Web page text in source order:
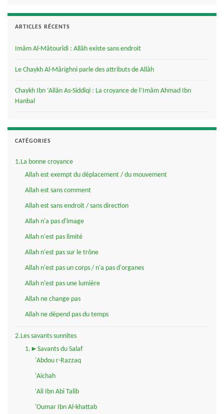
ARTICLES RÉCENTS
Imâm Al-Mâtourîdi : Allâh existe sans endroit
Le Chaykh Al-Mârighni parle des attributs de Allâh
Chaykh Ibn ‘Allân As-Siddîqi : La croyance de l’Imâm Ahmad Ibn
Hanbal
CATÉGORIES
1.La bonne croyance
Allah est exempt du déplacement / du mouvement
Allah est sans comment
Allah est sans endroit / sans direction
Allah n'a pas d'image
Allah n'est pas limité
Allah n'est pas sur le trône
Allah n'est pas un corps / n'a pas d'organes
Allah n'est pas une lumière
Allah ne change pas
Allah ne dépend pas du temps
2.Les savants sunnites
1.►Savants du Salaf
'Abdou r-Razzaq
'Aichah
'Ali Ibn Abi Talib
'Oumar Ibn Al-khattab